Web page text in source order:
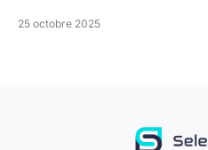
25 octobre 2025